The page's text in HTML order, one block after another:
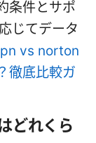
条件とサポ
じてデータ
vs norton
徹底比較ガ
どれくら